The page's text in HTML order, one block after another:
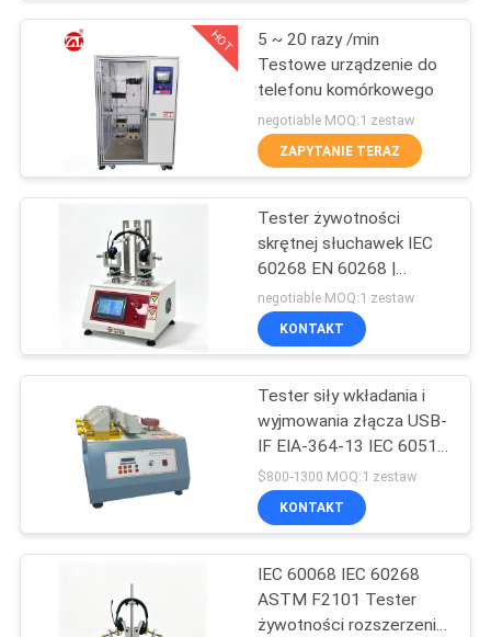
KONTROLA
JAKOŚCI
SKONTAKTUJ
SIĘ
AKTUALNOŚCI
POPROSIĆ
O
WYCENĘ
VR
Młyn dwuwalcowy
70
Uniwersalna
maszyna testująca
Mikser Banbury
32
HOT
5 ~ 20 razy /min
Testowe urządzenie do
telefonu komórkowego
negotiable MOQ:1 zestaw
ZAPYTANIE TERAZ
Tester żywotności
skrętnej słuchawek IEC
60268 EN 60268 |
Maszyna do testowania
trwałości obrotowej
zestawów
negotiable MOQ:1 zestaw
KONTAKT
Tester siły wkładania i
wyjmowania złącza USB-
IF EIA-364-13 IEC 60512
dla ładowarek USB do
telefonów komórkowych
$800-1300 MOQ:1 zestaw
KONTAKT
IEC 60068 IEC 60268
ASTM F2101 Tester
żywotności rozszerzenia